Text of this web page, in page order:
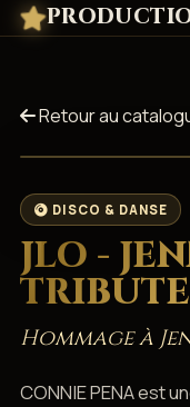
Retour au
DISCO & DANSE
JLO -
Hommage à
CONNIE PENA est